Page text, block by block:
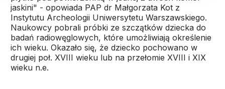
jaskini" - opowiada PAP dr Małgorzata Kot z
Instytutu Archeologii Uniwersytetu Warszawskiego.
Naukowcy pobrali próbki ze szczątków dziecka do
badań radiowęglowych, które umożliwiają określenie
ich wieku. Okazało się, że dziecko pochowano w
drugiej poł. XVIII wieku lub na przełomie XVIII i XIX
wieku n.e.